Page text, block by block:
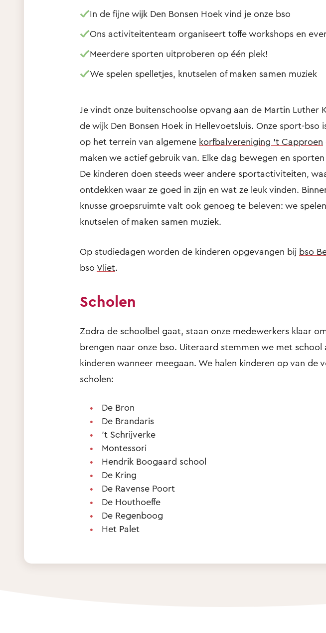
In de fijne wijk Den Bonsen Hoek vind je onze bso
Ons activiteitenteam organiseert toffe workshops en
Meerdere sporten uitproberen op één plek!
We spelen spelletjes, knutselen of maken samen muziek
Je vindt onze buitenschoolse opvang aan de Martin Luther
de wijk Den Bonsen Hoek in Hellevoetsluis. Onze sport-bso
op het terrein van algemene korfbalvereniging ’t Capproen
maken we actief gebruik van. Elke dag bewegen en
De kinderen doen steeds weer andere sportactiviteiten,
ontdekken waar ze goed in zijn en wat ze leuk vinden.
knusse groepsruimte valt ook genoeg te beleven: we
knutselen of maken samen muziek.
Op studiedagen worden de kinderen opgevangen bij bso
bso Vliet.
Scholen
Zodra de schoolbel gaat, staan onze medewerkers klaar
brengen naar onze bso. Uiteraard stemmen we met school
kinderen wanneer meegaan. We halen kinderen op van de
scholen:
De Bron
De Brandaris
’t Schrijverke
Montessori
Hendrik Boogaard school
De Kring
De Ravense Poort
De Houthoeffe
De Regenboog
Het Palet